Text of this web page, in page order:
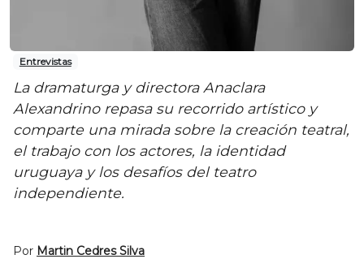
Entrevistas
La dramaturga y directora Anaclara
Alexandrino repasa su recorrido artístico y
comparte una mirada sobre la creación teatral,
el trabajo con los actores, la identidad
uruguaya y los desafíos del teatro
independiente.
Por Martin Cedres Silva